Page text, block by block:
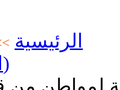
الرئيسية
(اضف تعقيب)